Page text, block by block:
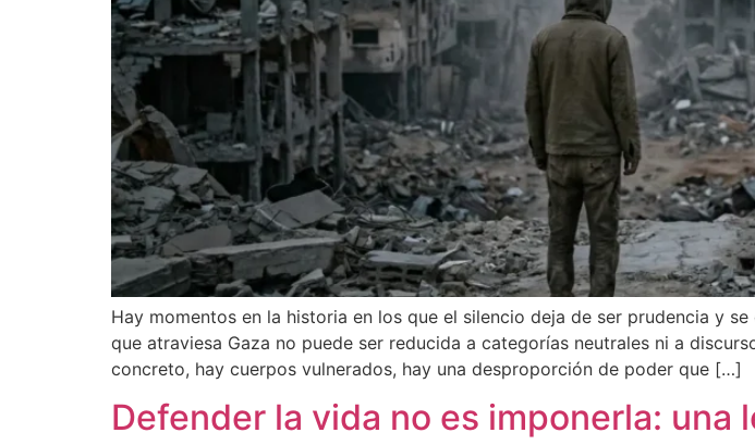
Hay momentos en la historia en los que el silencio deja de ser prudencia y
que atraviesa Gaza no puede ser reducida a categorías neutrales ni a
concreto, hay cuerpos vulnerados, hay una desproporción de poder que […]
Defender la vida no es imponerla: una